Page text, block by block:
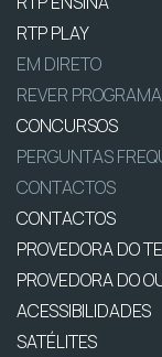
RTP PLAY
EM DIRETO
REVER
CONCURSOS
PERGUNTAS
CONTACTOS
CONTACTOS
PROVEDORA DO
PROVEDORA DO
ACESSIBILIDADES
SATÉLITES